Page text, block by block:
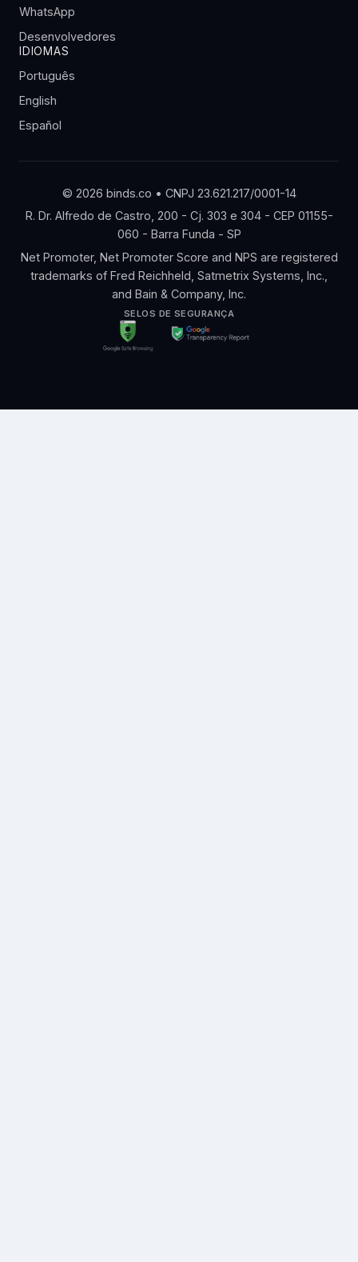
WhatsApp
Desenvolvedores
IDIOMAS
Português
English
Español
© 2026 binds.co • CNPJ 23.621.217/0001-14
R. Dr. Alfredo de Castro, 200 - Cj. 303 e 304 - CEP 01155-
060 - Barra Funda - SP
Net Promoter, Net Promoter Score and NPS are registered
trademarks of Fred Reichheld, Satmetrix Systems, Inc.,
and Bain & Company, Inc.
SELOS DE SEGURANÇA